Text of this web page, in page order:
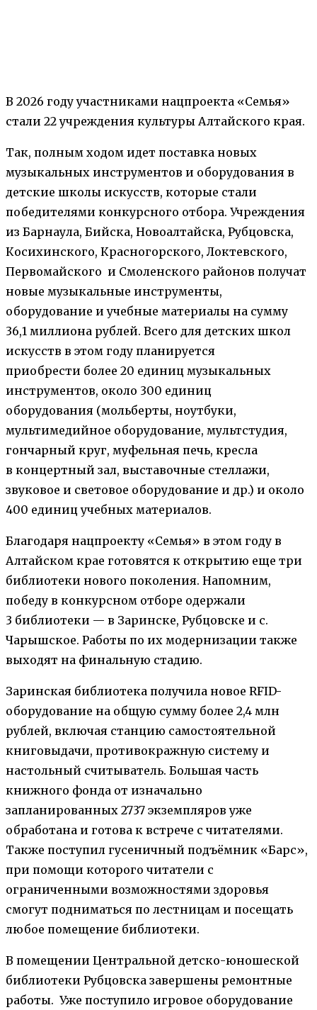
В 2026 году участниками нацпроекта «Семья»
стали 22 учреждения культуры Алтайского края.
Так, полным ходом идет поставка новых
музыкальных инструментов и оборудования в
детские школы искусств, которые стали
победителями конкурсного отбора. Учреждения
из Барнаула, Бийска, Новоалтайска, Рубцовска,
Косихинского, Красногорского, Локтевского,
Первомайского и Смоленского районов получат
новые музыкальные инструменты,
оборудование и учебные материалы на сумму
36,1 миллиона рублей. Всего для детских школ
искусств в этом году планируется
приобрести более 20 единиц музыкальных
инструментов, около 300 единиц
оборудования (мольберты, ноутбуки,
мультимедийное оборудование, мультстудия,
гончарный круг, муфельная печь, кресла
в концертный зал, выставочные стеллажи,
звуковое и световое оборудование и др.) и около
400 единиц учебных материалов.
Благодаря нацпроекту «Семья» в этом году в
Алтайском крае готовятся к открытию еще три
библиотеки нового поколения. Напомним,
победу в конкурсном отборе одержали
3 библиотеки — в Заринске, Рубцовске и с.
Чарышское. Работы по их модернизации также
выходят на финальную стадию.
Заринская библиотека получила новое RFID-
оборудование на общую сумму более 2,4 млн
рублей, включая станцию самостоятельной
книговыдачи, противокражную систему и
настольный считыватель. Большая часть
книжного фонда от изначально
запланированных 2737 экземпляров уже
обработана и готова к встрече с читателями.
Также поступил гусеничный подъёмник «Барс»,
при помощи которого читатели с
ограниченными возможностями здоровья
смогут подниматься по лестницам и посещать
любое помещение библиотеки.
В помещении Центральной детско-юношеской
библиотеки Рубцовска завершены ремонтные
работы. Уже поступило игровое оборудование